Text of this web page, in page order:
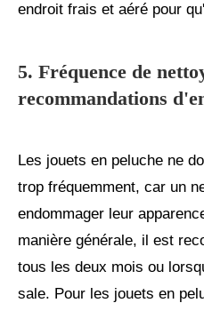
endroit frais et aéré pour
5. Fréquence de
recommandations
Les jouets en peluche ne
trop fréquemment, car un
endommager leur
manière générale, il est
tous les deux mois ou
sale. Pour les jouets en